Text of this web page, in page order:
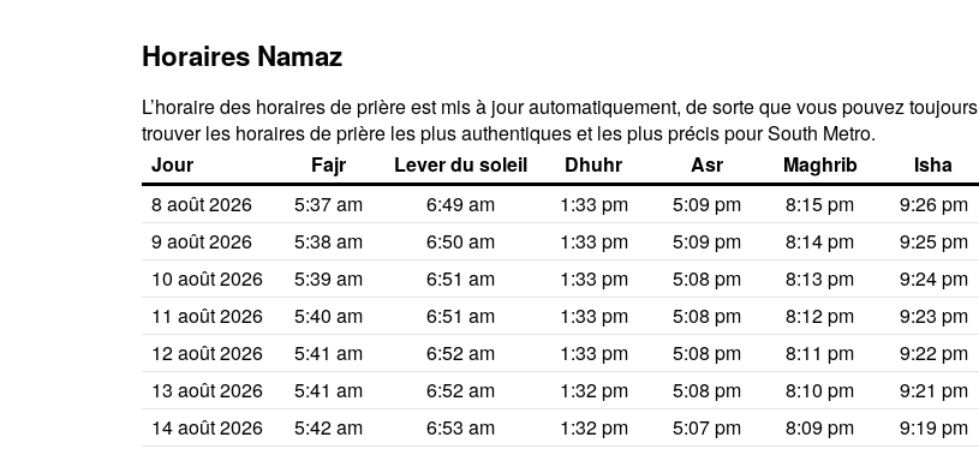
Horaires Namaz
L’horaire des horaires de prière est mis à jour automatiquement, de sorte que vous pouvez toujours
trouver les horaires de prière les plus authentiques et les plus précis pour South Metro.
Jour
Fajr Lever du soleil Dhuhr Asr Maghrib
Isha
8 août 2026
5:37 am 6:49 am 1:33 pm 5:09 pm 8:15 pm
9:26 pm
9 août 2026
5:38 am 6:50 am 1:33 pm 5:09 pm 8:14 pm
9:25 pm
10 août 2026
5:39 am 6:51 am 1:33 pm 5:08 pm 8:13 pm
9:24 pm
11 août 2026
5:40 am 6:51 am 1:33 pm 5:08 pm 8:12 pm
9:23 pm
12 août 2026
5:41 am 6:52 am 1:33 pm 5:08 pm 8:11 pm
9:22 pm
13 août 2026
5:41 am 6:52 am 1:32 pm 5:08 pm 8:10 pm
9:21 pm
14 août 2026
5:42 am 6:53 am 1:32 pm 5:07 pm 8:09 pm
9:19 pm